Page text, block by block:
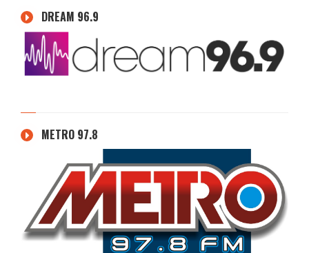
DREAM 96.9
METRO 97.8